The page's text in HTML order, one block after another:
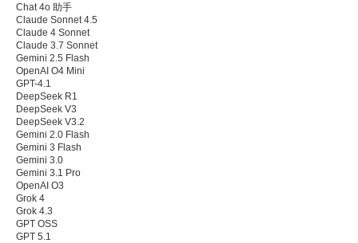
Chat 4o 助手
Claude Sonnet 4.5
Claude 4 Sonnet
Claude 3.7 Sonnet
Gemini 2.5 Flash
OpenAI O4 Mini
GPT-4.1
DeepSeek R1
DeepSeek V3
DeepSeek V3.2
Gemini 2.0 Flash
Gemini 3 Flash
Gemini 3.0
Gemini 3.1 Pro
OpenAI O3
Grok 4
Grok 4.3
GPT OSS
GPT 5.1